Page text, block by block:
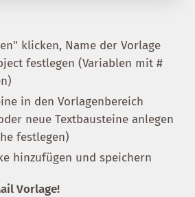
klicken, Name der Vorlage
festlegen (Variablen mit #
in den Vorlagenbereich
neue Textbausteine anlegen
festlegen)
hinzufügen und speichern
Vorlage!